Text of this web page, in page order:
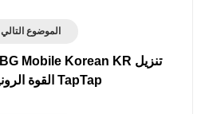
الموضوع التالي
TapTap القوة الرونية APK